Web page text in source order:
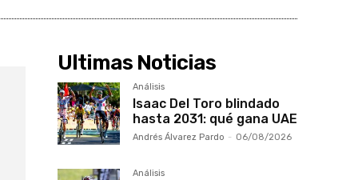
Ultimas Noticias
Análisis
Isaac Del Toro blindado
hasta 2031: qué gana UAE
Andrés Álvarez Pardo - 06/08/2026
Análisis